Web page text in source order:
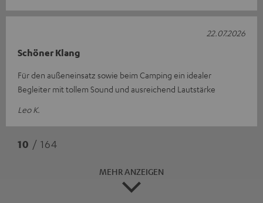
Schöner Klang
Für den außeneinsatz sowie beim Camping ein idealer
Begleiter mit tollem Sound und ausreichend Lautstärke
Leo K.
22.07.2026
10 / 164
MEHR ANZEIGEN